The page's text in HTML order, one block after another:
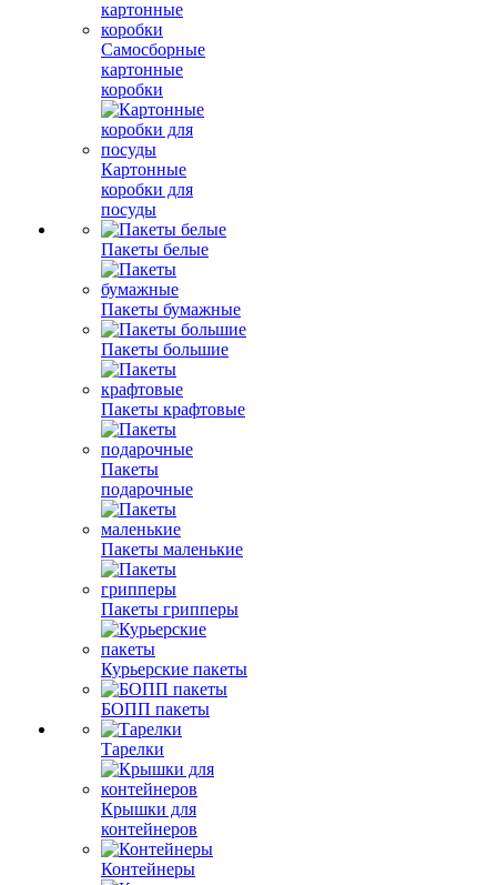
Самосборные
картонные
коробки
Картонные
коробки для
посуды
Пакеты белые
Пакеты бумажные
Пакеты большие
Пакеты крафтовые
Пакеты
подарочные
Пакеты маленькие
Пакеты грипперы
Курьерские пакеты
БОПП пакеты
Тарелки
Крышки для
контейнеров
Контейнеры